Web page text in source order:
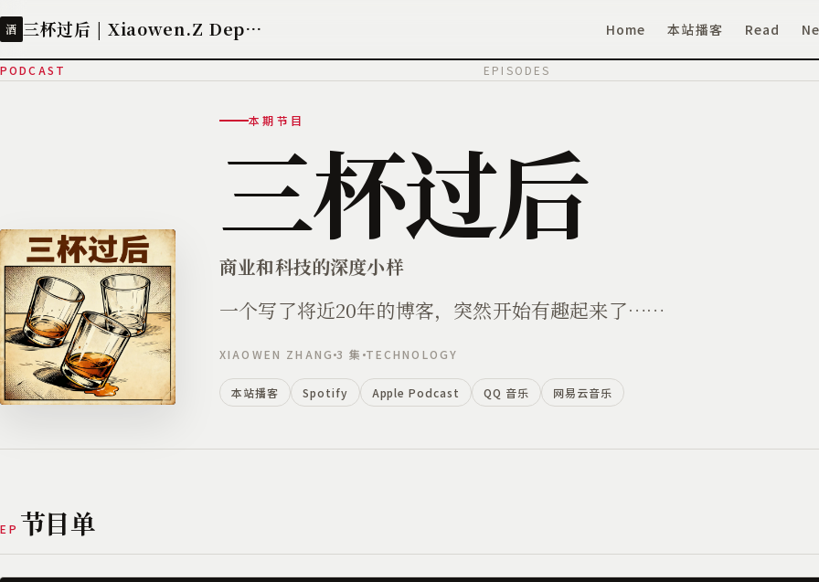
酒 三杯过后 | Xiaowen.Z Deployed Home 本站播客 Read
PODCAST EPISODES
本期节目
三杯过后
商业和科技的深度小样
一个写了将近20年的博客，突然开始有趣起来了……
XIAOWEN ZHANG3 集 TECHNOLOGY
本站播客 Spotify Apple Podcast QQ 音乐 网易云音乐
EP 节目单